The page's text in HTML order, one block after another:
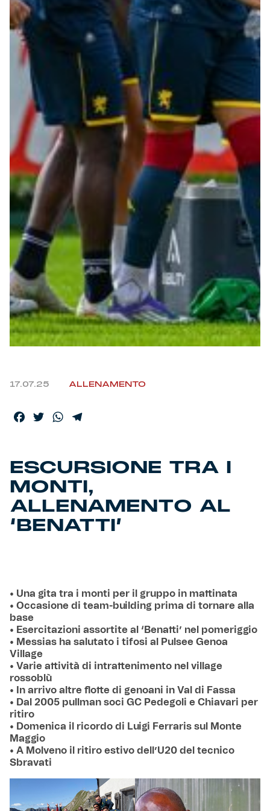
Robe di Kappa x Genoa
Vintage Collection
Red&Blue Voices
Kids
Accessori
Party
Outlet
Caffè Boasi x Genoa
Helan x Genoa
Isolani x Genoa
17.07.25 ALLENAMENTO
Facebook
TwitterWhatsApp
ESCURSIONE TRA I
MONTI,
ALLENAMENTO AL
‘BENATTI’
• Una gita tra i monti per il gruppo in mattinata
• Occasione di team-building prima di tornare alla
base
• Esercitazioni assortite al ‘Benatti’ nel pomeriggio
• Messias ha salutato i tifosi al Pulsee Genoa
Village
• Varie attività di intrattenimento nel village
rossoblù
• In arrivo altre flotte di genoani in Val di Fassa
• Dal 2005 pullman soci GC Pedegoli e Chiavari per
ritiro
• Domenica il ricordo di Luigi Ferraris sul Monte
Maggio
• A Molveno il ritiro estivo dell’U20 del tecnico
Sbravati